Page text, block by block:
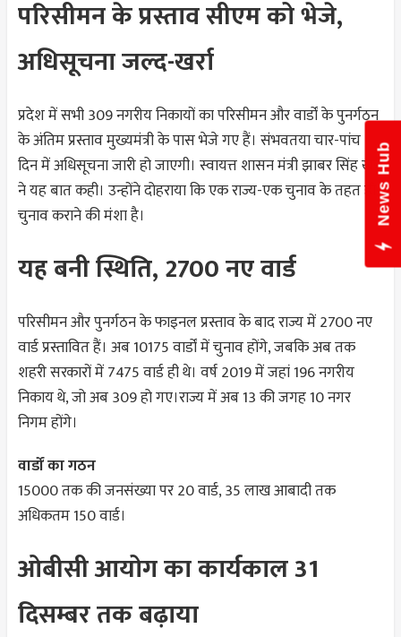
परिसीमन के प्रस्ताव सीएम को भेजे,
अधिसूचना जल्द-खर्रा
प्रदेश में सभी 309 नगरीय निकायों का परिसीमन और वार्डों के पुनर्गठन
के अंतिम प्रस्ताव मुख्यमंत्री के पास भेजे गए हैं। संभवतया चार-पांच
दिन में अधिसूचना जारी हो जाएगी। स्वायत्त शासन मंत्री झाबर सिंह खर्रा
ने यह बात कही। उन्होंने दोहराया कि एक राज्य-एक चुनाव के तहत ही
चुनाव कराने की मंशा है।
यह बनी स्थिति, 2700 नए वार्ड
परिसीमन और पुनर्गठन के फाइनल प्रस्ताव के बाद राज्य में 2700 नए
वार्ड प्रस्तावित हैं। अब 10175 वार्डों में चुनाव होंगे, जबकि अब तक
शहरी सरकारों में 7475 वार्ड ही थे। वर्ष 2019 में जहां 196 नगरीय
निकाय थे, जो अब 309 हो गए।राज्य में अब 13 की जगह 10 नगर
निगम होंगे।
वार्डों का गठन
15000 तक की जनसंख्या पर 20 वार्ड, 35 लाख आबादी तक
अधिकतम 150 वार्ड।
ओबीसी आयोग का कार्यकाल 31
दिसम्बर तक बढ़ाया
News Hub